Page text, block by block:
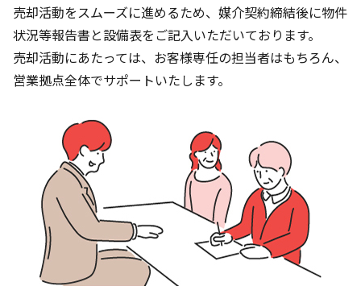
売却活動をスムーズに進めるため、媒介契約締結後に物件
状況等報告書と設備表をご記入いただいております。
売却活動にあたっては、お客様専任の担当者はもちろん、
営業拠点全体でサポートいたします。